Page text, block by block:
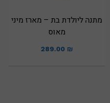
מתנה ליולדת בת – מארז מיני
מאוס
289.00 ₪